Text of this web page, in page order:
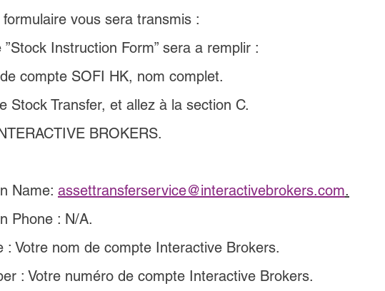
vous sera transmis :
Instruction Form” sera a remplir :
compte SOFI HK, nom complet.
Stock Transfer, et allez à la section C.
BROKERS.
Name: assettransferservice@interactivebrokers.com.
Phone : N/A.
: Votre nom de compte Interactive Brokers.
: Votre numéro de compte Interactive Brokers.